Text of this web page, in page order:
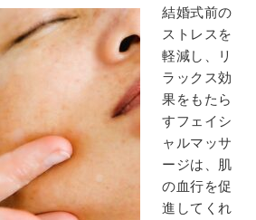
結婚式前の
ストレスを
軽減し、リ
ラックス効
果をもたら
すフェイシ
ャルマッサ
ージは、肌
の血行を促
進してくれ